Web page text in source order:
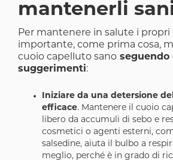
mantenerli
Per mantenere in salute i propri
importante, come prima cosa,
cuoio capelluto sano
suggerimenti:
Iniziare da una detersione
efficace. Mantenere il cuoio
libero da accumuli di sebo e
cosmetici o agenti esterni,
salsedine, aiuta il bulbo a
meglio, perché è in grado di